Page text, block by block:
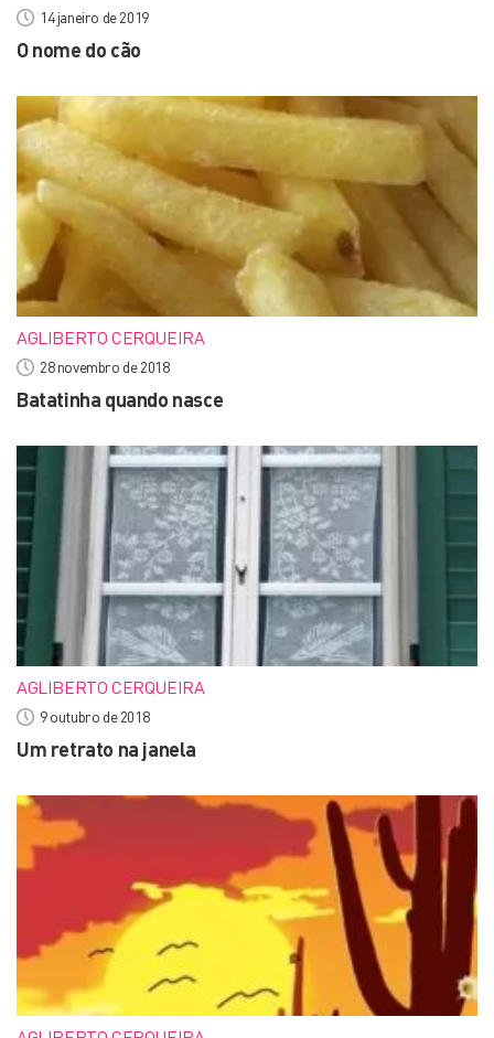
14 janeiro de 2019
O nome do cão
AGLIBERTO CERQUEIRA
28 novembro de 2018
Batatinha quando nasce
AGLIBERTO CERQUEIRA
9 outubro de 2018
Um retrato na janela